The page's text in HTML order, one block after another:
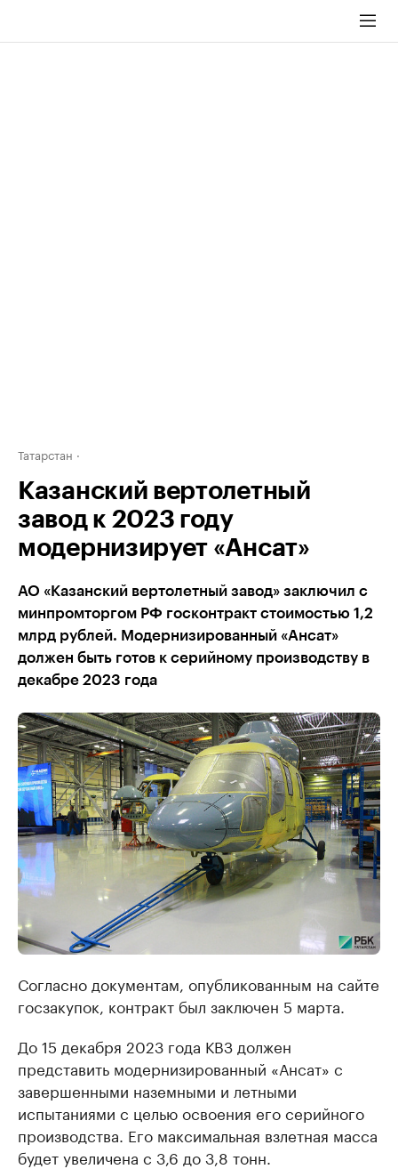
Татарстан
Казанский вертолетный
завод к 2023 году
модернизирует «Ансат»
АО «Казанский вертолетный завод» заключил с
минпромторгом РФ госконтракт стоимостью 1,2
млрд рублей. Модернизированный «Ансат»
должен быть готов к серийному производству в
декабре 2023 года
Согласно документам, опубликованным на сайте
госзакупок, контракт был заключен 5 марта.
До 15 декабря 2023 года КВЗ должен
представить модернизированный «Ансат» с
завершенными наземными и летными
испытаниями с целью освоения его серийного
производства. Его максимальная взлетная масса
будет увеличена с 3,6 до 3,8 тонн.